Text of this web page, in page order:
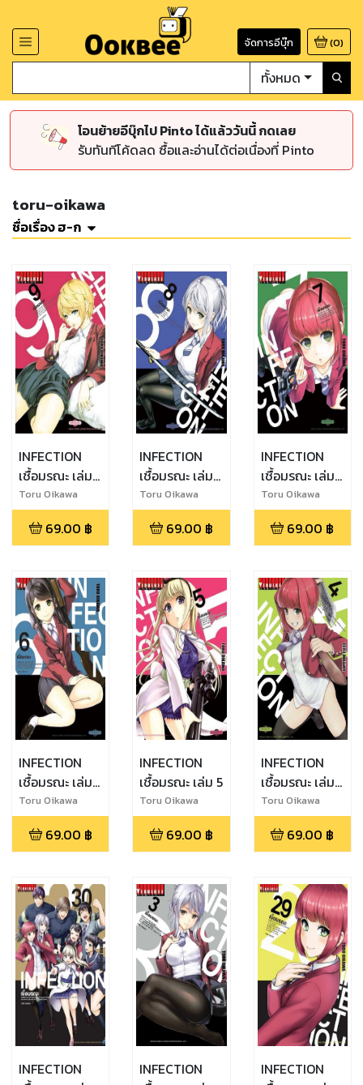
จัดการอีบุ๊ก (0)
ทั้งหมด
โอนย้ายอีบุ๊กไป Pinto ได้แล้ววันนี้ กดเลย
รับทันทีโค้ดลด ซื้อและอ่านได้ต่อเนื่องที่ Pinto
toru-oikawa
ชื่อเรื่อง ฮ-ก
INFECTION
เชื้อมรณะ เล่ม
9
Toru Oikawa
69.00 ฿
INFECTION
เชื้อมรณะ เล่ม
8
Toru Oikawa
69.00 ฿
INFECTION
เชื้อมรณะ เล่ม
7
Toru Oikawa
69.00 ฿
INFECTION
เชื้อมรณะ เล่ม
6
Toru Oikawa
69.00 ฿
INFECTION
เชื้อมรณะ เล่ม 5
Toru Oikawa
69.00 ฿
INFECTION
เชื้อมรณะ เล่ม
4
Toru Oikawa
69.00 ฿
INFECTION
INFECTION
INFECTION